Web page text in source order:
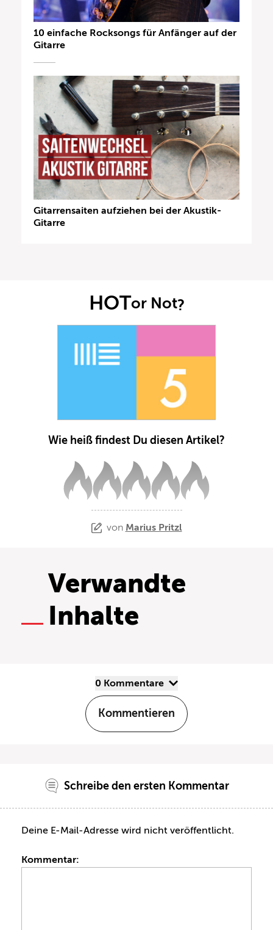
10 einfache Rocksongs für Anfänger auf der
Gitarre
Gitarrensaiten aufziehen bei der Akustik-
Gitarre
HOTor Not?
Wie heiß findest Du diesen Artikel?
von Marius Pritzl
Verwandte
Inhalte
0 Kommentare
Kommentieren
Schreibe den ersten Kommentar
Deine E-Mail-Adresse wird nicht veröffentlicht.
Kommentar: